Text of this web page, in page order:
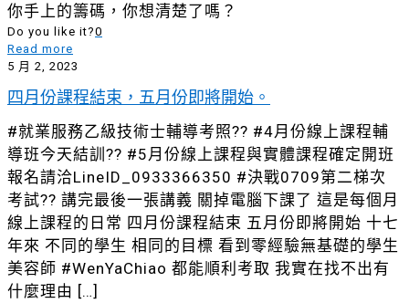
你手上的籌碼，你想清楚了嗎？
Do you like it?0
Read more
5 月 2, 2023
四月份課程結束，五月份即將開始。
#就業服務乙級技術士輔導考照?? #4月份線上課程輔
導班今天結訓?? #5月份線上課程與實體課程確定開班
報名請洽LineID_0933366350 #決戰0709第二梯次
考試?? 講完最後一張講義 關掉電腦下課了 這是每個月
線上課程的日常 四月份課程結束 五月份即將開始 十七
年來 不同的學生 相同的目標 看到零經驗無基礎的學生
美容師 #WenYaChiao 都能順利考取 我實在找不出有
什麼理由 […]